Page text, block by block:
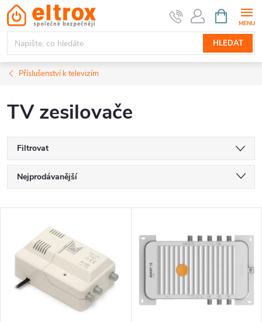
Přejít
na
obsah
HLEDAT
NÁKUPNÍ
KOŠÍK
Příslušenství k televizím
TV zesilovače
Filtrovat
Ř
a
e
n
Nejprodávanější
Abecedně
ý
p